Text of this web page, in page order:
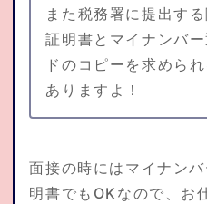
また税務署に提出す
証明書とマイナンバ
ドのコピーを求めら
ありますよ！
面接の時にはマイナン
明書でもOKなので、お